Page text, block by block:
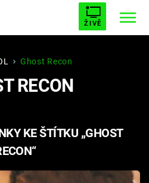
ŽIVĚ
PŘEMOŽITELKA UPÍRŮ
AVENGERS 5
Ghost Recon
RECON
KE ŠTÍTKU „GHOST